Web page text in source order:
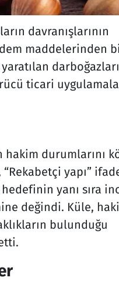
davranışlarının
maddelerinden
ticari
hakim durumlarını
yapı”
yanı sıra
değindi. Küle,
bulunduğu